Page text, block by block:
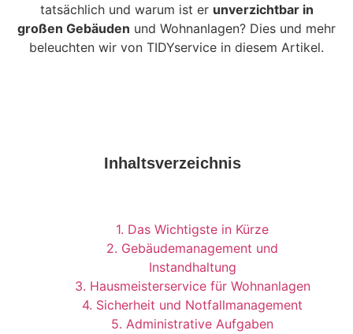
tatsächlich und warum ist er unverzichtbar in
großen Gebäuden und Wohnanlagen? Dies und mehr
beleuchten wir von TIDYservice in diesem Artikel.
Inhaltsverzeichnis
1. Das Wichtigste in Kürze
2. Gebäudemanagement und
Instandhaltung
3. Hausmeisterservice für Wohnanlagen
4. Sicherheit und Notfallmanagement
5. Administrative Aufgaben